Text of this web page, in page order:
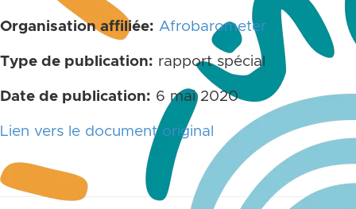
Organisation affiliée: Afrobarometer
Type de publication: rapport spécial
Date de publication: 6 mai 2020
Lien vers le document original